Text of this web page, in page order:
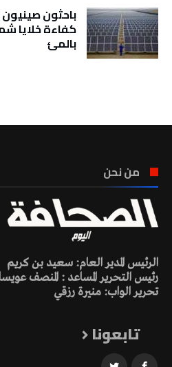
باحثون
بالمئ
من نحن
الرئيس المدير العام: سعيد بن كريم
رئيس التحرير المساعد : المنصف
تحرير الواب: منيرة رزقي
تابعونا